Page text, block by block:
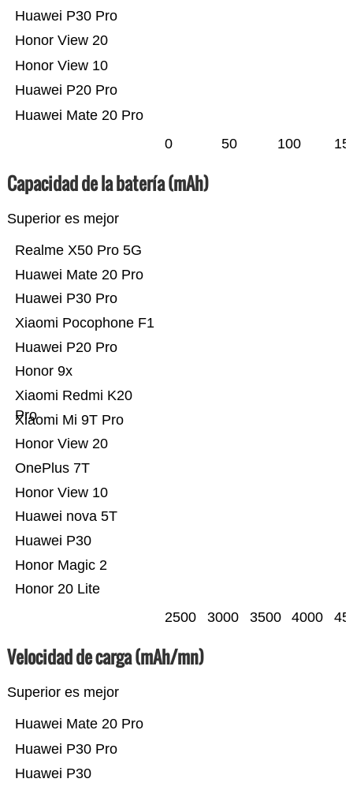
Huawei Mate 20 Pro
Huawei P20 Pro
Honor View 10
Honor View 20
Huawei P30 Pro
0 50 100
Capacidad de la batería (mAh)
Superior es mejor
Honor 20 Lite
Honor Magic 2
Huawei P30
Huawei nova 5T
Honor View 10
OnePlus 7T
Honor View 20
Xiaomi Mi 9T Pro
Xiaomi Redmi K20
Pro
Honor 9x
Huawei P20 Pro
Xiaomi Pocophone F1
Huawei P30 Pro
Huawei Mate 20 Pro
Realme X50 Pro 5G
2500 3000 3500 4000
Velocidad de carga (mAh/mn)
Superior es mejor
Huawei P30
Huawei P30 Pro
Huawei Mate 20 Pro